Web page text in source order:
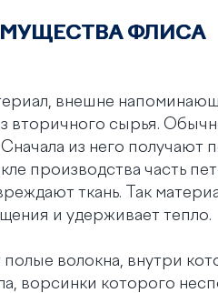
ФЛИСА
внешне
вторичного сырья.
из него получают
производства часть
ткань. Так
и удерживает тепло.
волокна, внутри
ворсинки которого